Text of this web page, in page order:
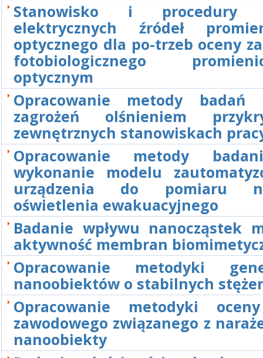
Stanowisko i procedury
elektrycznych źródeł
optycznego dla po-trzeb oceny
fotobiologicznego
optycznym
Opracowanie metody
zagrożeń olśnieniem
zewnętrznych stanowiskach
Opracowanie metody
wykonanie modelu
urządzenia do pomiaru
oświetlenia ewakuacyjnego
Badanie wpływu nanocząstek
aktywność membran
Opracowanie metodyki
nanoobiektów o stabilnych
Opracowanie metodyki
zawodowego związanego z
nanoobiekty